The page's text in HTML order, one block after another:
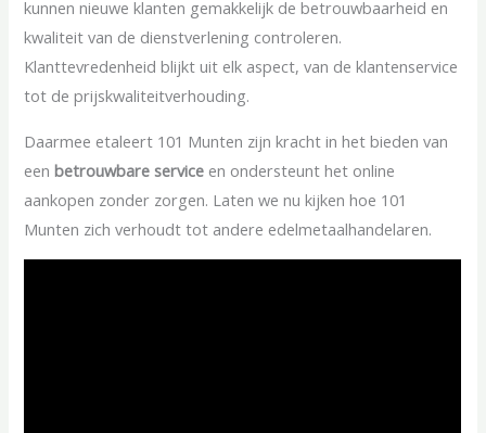
kunnen nieuwe klanten gemakkelijk de betrouwbaarheid en
kwaliteit van de dienstverlening controleren.
Klanttevredenheid blijkt uit elk aspect, van de klantenservice
tot de prijskwaliteitverhouding.
Daarmee etaleert 101 Munten zijn kracht in het bieden van
eenbetrouwbare service en ondersteunt het online
aankopen zonder zorgen. Laten we nu kijken hoe 101
Munten zich verhoudt tot andere edelmetaalhandelaren.